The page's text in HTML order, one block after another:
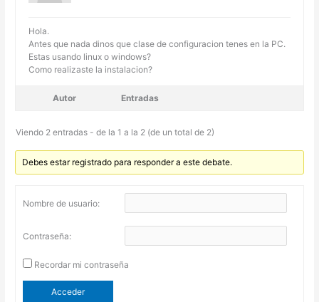
Hola.
Antes que nada dinos que clase de configuracion tenes en la PC.
Estas usando linux o windows?
Como realizaste la instalacion?
Autor Entradas
Viendo 2 entradas - de la 1 a la 2 (de un total de 2)
Debes estar registrado para responder a este debate.
Nombre de usuario:
Contraseña:
Recordar mi contraseña
Acceder